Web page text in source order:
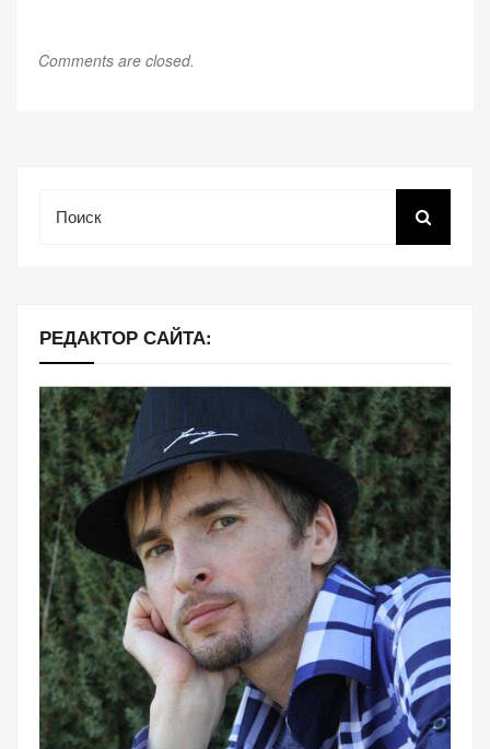
Comments are closed.
РЕДАКТОР САЙТА: